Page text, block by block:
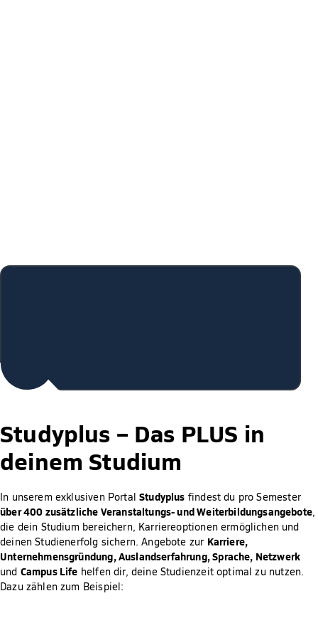
Studyplus – Das PLUS in
deinem Studium
In unserem exklusiven PortalStudyplus findest du pro Semester
über 400 zusätzliche Veranstaltungs- und Weiterbildungsangebote,
die dein Studium bereichern, Karriereoptionen ermöglichen und
deinen Studienerfolg sichern. Angebote zur Karriere,
Unternehmensgründung, Auslandserfahrung, Sprache, Netzwerk
und Campus Life helfen dir, deine Studienzeit optimal zu nutzen.
Dazu zählen zum Beispiel: